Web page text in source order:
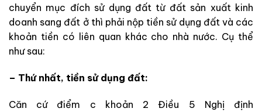
chuyển mục đích sử dụng đất từ đất sản xuất kinh
doanh sang đất ở thì phải nộp tiền sử dụng đất và các
khoản tiền có liên quan khác cho nhà nước. Cụ thể
như sau:
– Thứ nhất, tiền sử dụng đất:
Căn cứ điểm c khoản 2 Điều 5 Nghị định